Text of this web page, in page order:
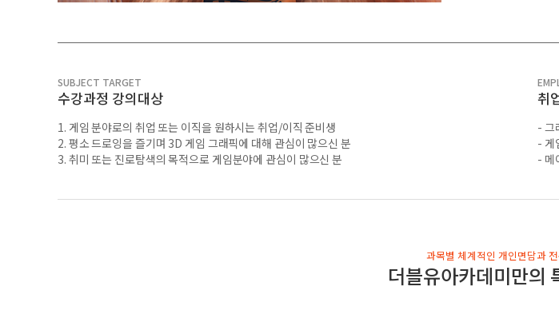
SUBJECT TARGET
수강과정 강의대상
1. 게임 분야로의 취업 또는 이직을 원하시는 취업/이직 준비생
2. 평소 드로잉을 즐기며 3D 게임 그래픽에 대해 관심이 많으신 분
3. 취미 또는 진로탐색의 목적으로 게임분야에 관심이 많으신 분
취
- 그
- 게
- 메
과목별 체계적인 개인면담과
더블유아카데미만의